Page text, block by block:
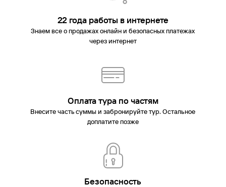
22 года работы в интернете
Знаем все о продажах онлайн и безопасных платежах
через интернет
Оплата тура по частям
Внесите часть суммы и забронируйте тур. Остальное
доплатите позже
Безопасность